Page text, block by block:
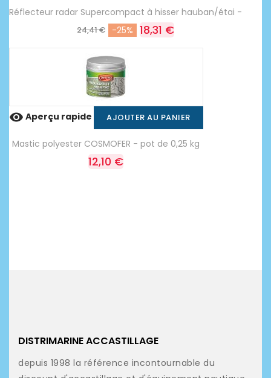
Réflecteur radar Supercompact à hisser hauban/étai -
24,41 € -25% 18,31 €
 Aperçu rapide AJOUTER AU PANIER
Mastic polyester COSMOFER - pot de 0,25 kg
12,10 €
DISTRIMARINE ACCASTILLAGE
depuis 1998 la référence incontournable du